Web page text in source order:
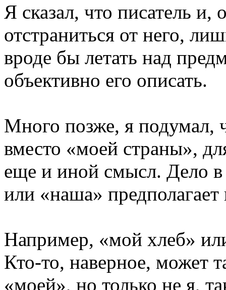
Я сказал, что писатель
отстраниться от него,
вроде бы летать над
объективно его описать.
Много позже, я подумал,
вместо «моей страны»,
еще и иной смысл. Дело в
или «наша» предполагает
Например, «мой хлеб»
Кто-то, наверное, может
«моей», но только не я,